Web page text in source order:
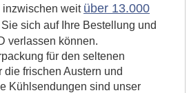
weit über 13.000
sich auf Ihre Bestellung und
verlassen können.
für den seltenen
frischen Austern und
Kühlsendungen sind unser